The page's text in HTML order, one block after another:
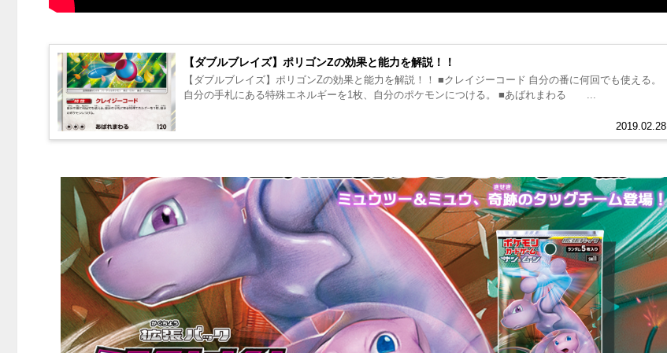
【ダブルブレイズ】ポリゴンZの効果と能力を解説！！
2019.02.28
【ダブルブレイズ】ポリゴンZの効果と能力を解説！！ ■クレイジーコード 自分の番に何回でも使える。
自分の手札にある特殊エネルギーを1枚、自分のポケモンにつける。 ■あばれまわる ...